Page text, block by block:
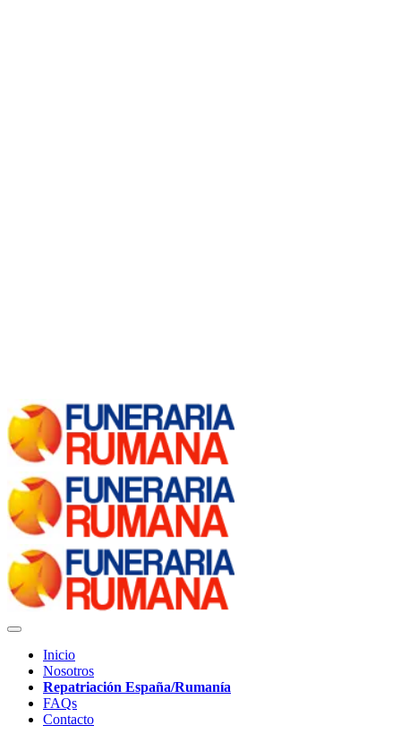
Inicio
Nosotros
Repatriación España/Rumanía
FAQs
Contacto